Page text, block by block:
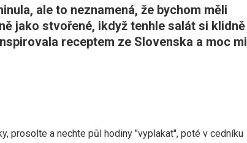
ale to neznamená, že bychom měli
jako stvořené, ikdyž tenhle salát si klidně
receptem ze Slovenska a moc mi
prosolte a nechte půl hodiny "vyplakat", poté v cedníku